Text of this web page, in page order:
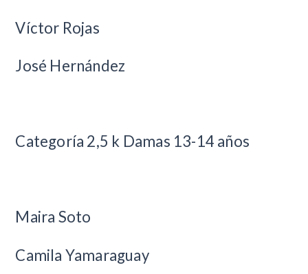
Víctor Rojas
José Hernández
Categoría 2,5 k Damas 13-14 años
Maira Soto
Camila Yamaraguay